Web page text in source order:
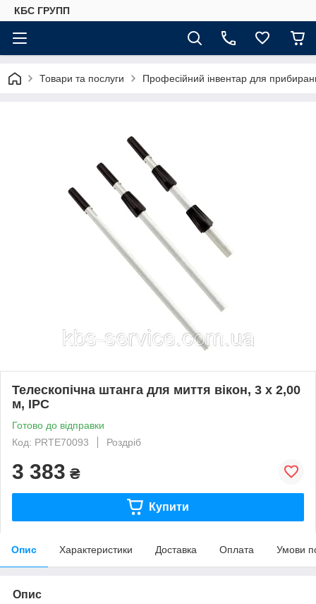
КБС ГРУПП
Товари та послуги Професійний інвентар для
Телескопічна штанга для миття вікон, 3 х 2,00
м, IPC
Готово до відправки
Код: PRTE70093
Роздріб
3 383 ₴
Купити
Опис Характеристики Доставка Оплата Умови
Опис